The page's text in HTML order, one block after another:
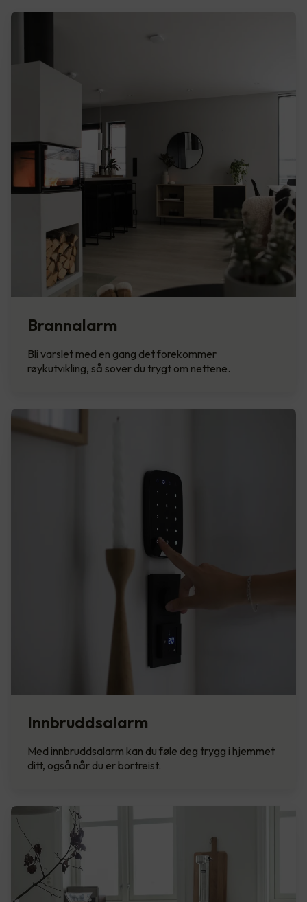
Brannalarm
Bli varslet med en gang det forekommer
røykutvikling, så sover du trygt om nettene.
Innbruddsalarm
Med innbruddsalarm kan du føle deg trygg i hjemmet
ditt, også når du er bortreist.